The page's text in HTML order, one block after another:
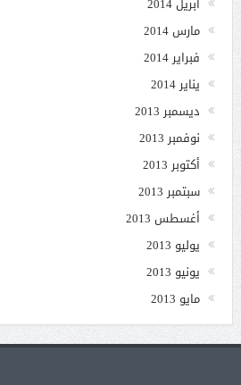
مارس 2014
فبراير 2014
يناير 2014
ديسمبر 2013
نوفمبر 2013
أكتوبر 2013
سبتمبر 2013
أغسطس 2013
يوليو 2013
يونيو 2013
مايو 2013